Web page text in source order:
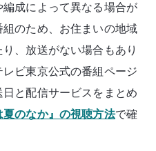
成によって異なる場合が
のため、お住まいの地域
、放送がない場合もあり
ビ東京公式の番組ページ
と配信サービスをまとめ
夏のなか』の視聴方法で確